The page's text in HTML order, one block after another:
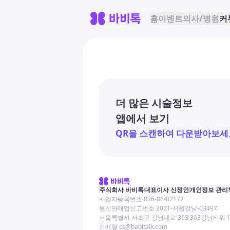
홈이벤트의사/병원커
더 많은 시술정보
앱에서 보기
QR을 스캔하여 다운받아보세
주식회사 바비톡대표이사 신정인개인정보 관리
사업자등록번호 836-86-02172
통신판매업신고번호 2021-서울강남-03497
서울특별시 서초구 강남대로 363 363강남타워
이메일 cs@babitalk.com